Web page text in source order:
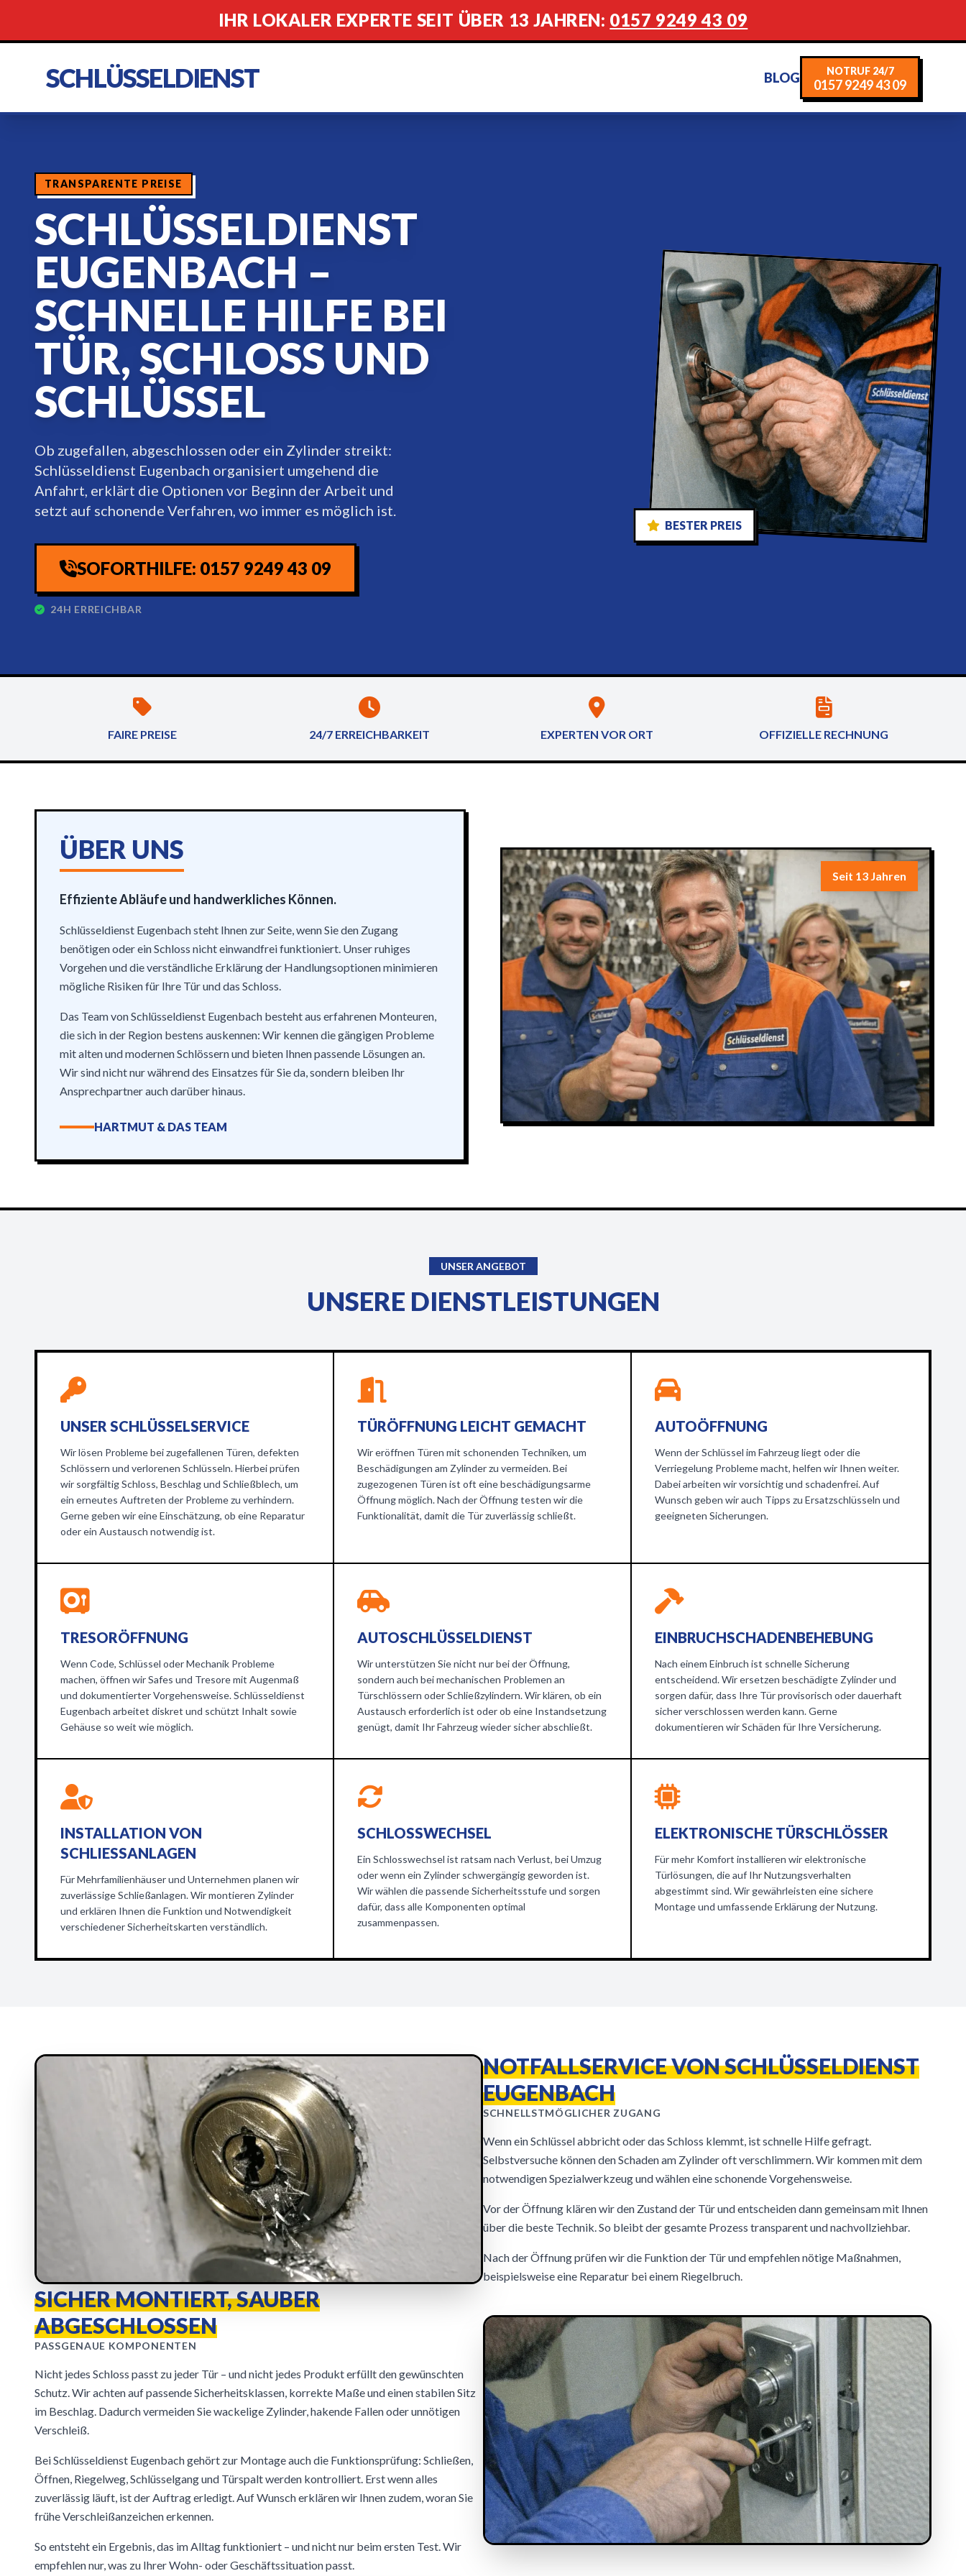
IHR LOKALER EXPERTE SEIT ÜBER 13 JAHREN: 0157 9249 43 09
SCHLÜSSELDIENST BLOG NOTRUF 24/7
0157 9249 43 09
TRANSPARENTE PREISE
SCHLÜSSELDIENST
EUGENBACH –
SCHNELLE HILFE BEI
TÜR, SCHLOSS UND
SCHLÜSSEL
Ob zugefallen, abgeschlossen oder ein Zylinder streikt:
Schlüsseldienst Eugenbach organisiert umgehend die
Anfahrt, erklärt die Optionen vor Beginn der Arbeit und
setzt auf schonende Verfahren, wo immer es möglich ist.
SOFORTHILFE: 0157 9249 43 09
24H ERREICHBAR
BESTER PREIS
FAIRE PREISE 24/7 ERREICHBARKEIT EXPERTEN VOR ORT OFFIZIELLE RECHNUNG
ÜBER UNS
Effiziente Abläufe und handwerkliches Können.
Schlüsseldienst Eugenbach steht Ihnen zur Seite, wenn Sie den Zugang
benötigen oder ein Schloss nicht einwandfrei funktioniert. Unser ruhiges
Vorgehen und die verständliche Erklärung der Handlungsoptionen minimieren
mögliche Risiken für Ihre Tür und das Schloss.
Das Team von Schlüsseldienst Eugenbach besteht aus erfahrenen Monteuren,
die sich in der Region bestens auskennen: Wir kennen die gängigen Probleme
mit alten und modernen Schlössern und bieten Ihnen passende Lösungen an.
Wir sind nicht nur während des Einsatzes für Sie da, sondern bleiben Ihr
Ansprechpartner auch darüber hinaus.
HARTMUT & DAS TEAM
Seit 13 Jahren
UNSER ANGEBOT
UNSERE DIENSTLEISTUNGEN
UNSER SCHLÜSSELSERVICE
Wir lösen Probleme bei zugefallenen Türen, defekten
Schlössern und verlorenen Schlüsseln. Hierbei prüfen
wir sorgfältig Schloss, Beschlag und Schließblech, um
ein erneutes Auftreten der Probleme zu verhindern.
Gerne geben wir eine Einschätzung, ob eine Reparatur
oder ein Austausch notwendig ist.
TÜRÖFFNUNG LEICHT GEMACHT
Wir eröffnen Türen mit schonenden Techniken, um
Beschädigungen am Zylinder zu vermeiden. Bei
zugezogenen Türen ist oft eine beschädigungsarme
Öffnung möglich. Nach der Öffnung testen wir die
Funktionalität, damit die Tür zuverlässig schließt.
AUTOÖFFNUNG
Wenn der Schlüssel im Fahrzeug liegt oder die
Verriegelung Probleme macht, helfen wir Ihnen weiter.
Dabei arbeiten wir vorsichtig und schadenfrei. Auf
Wunsch geben wir auch Tipps zu Ersatzschlüsseln und
geeigneten Sicherungen.
TRESORÖFFNUNG
Wenn Code, Schlüssel oder Mechanik Probleme
machen, öffnen wir Safes und Tresore mit Augenmaß
und dokumentierter Vorgehensweise. Schlüsseldienst
Eugenbach arbeitet diskret und schützt Inhalt sowie
Gehäuse so weit wie möglich.
AUTOSCHLÜSSELDIENST
Wir unterstützen Sie nicht nur bei der Öffnung,
sondern auch bei mechanischen Problemen an
Türschlössern oder Schließzylindern. Wir klären, ob ein
Austausch erforderlich ist oder ob eine Instandsetzung
genügt, damit Ihr Fahrzeug wieder sicher abschließt.
EINBRUCHSCHADENBEHEBUNG
Nach einem Einbruch ist schnelle Sicherung
entscheidend. Wir ersetzen beschädigte Zylinder und
sorgen dafür, dass Ihre Tür provisorisch oder dauerhaft
sicher verschlossen werden kann. Gerne
dokumentieren wir Schäden für Ihre Versicherung.
INSTALLATION VON
SCHLIESSANLAGEN
Für Mehrfamilienhäuser und Unternehmen planen wir
zuverlässige Schließanlagen. Wir montieren Zylinder
und erklären Ihnen die Funktion und Notwendigkeit
verschiedener Sicherheitskarten verständlich.
SCHLOSSWECHSEL
Ein Schlosswechsel ist ratsam nach Verlust, bei Umzug
oder wenn ein Zylinder schwergängig geworden ist.
Wir wählen die passende Sicherheitsstufe und sorgen
dafür, dass alle Komponenten optimal
zusammenpassen.
ELEKTRONISCHE TÜRSCHLÖSSER
Für mehr Komfort installieren wir elektronische
Türlösungen, die auf Ihr Nutzungsverhalten
abgestimmt sind. Wir gewährleisten eine sichere
Montage und umfassende Erklärung der Nutzung.
NOTFALLSERVICE VON SCHLÜSSELDIENST
EUGENBACH
SCHNELLSTMÖGLICHER ZUGANG
Wenn ein Schlüssel abbricht oder das Schloss klemmt, ist schnelle Hilfe gefragt.
Selbstversuche können den Schaden am Zylinder oft verschlimmern. Wir kommen mit dem
notwendigen Spezialwerkzeug und wählen eine schonende Vorgehensweise.
Vor der Öffnung klären wir den Zustand der Tür und entscheiden dann gemeinsam mit Ihnen
über die beste Technik. So bleibt der gesamte Prozess transparent und nachvollziehbar.
Nach der Öffnung prüfen wir die Funktion der Tür und empfehlen nötige Maßnahmen,
beispielsweise eine Reparatur bei einem Riegelbruch.
SICHER MONTIERT, SAUBER
ABGESCHLOSSEN
PASSGENAUE KOMPONENTEN
Nicht jedes Schloss passt zu jeder Tür – und nicht jedes Produkt erfüllt den gewünschten
Schutz. Wir achten auf passende Sicherheitsklassen, korrekte Maße und einen stabilen Sitz
im Beschlag. Dadurch vermeiden Sie wackelige Zylinder, hakende Fallen oder unnötigen
Verschleiß.
Bei Schlüsseldienst Eugenbach gehört zur Montage auch die Funktionsprüfung: Schließen,
Öffnen, Riegelweg, Schlüsselgang und Türspalt werden kontrolliert. Erst wenn alles
zuverlässig läuft, ist der Auftrag erledigt. Auf Wunsch erklären wir Ihnen zudem, woran Sie
frühe Verschleißanzeichen erkennen.
So entsteht ein Ergebnis, das im Alltag funktioniert – und nicht nur beim ersten Test. Wir
empfehlen nur, was zu Ihrer Wohn- oder Geschäftssituation passt.